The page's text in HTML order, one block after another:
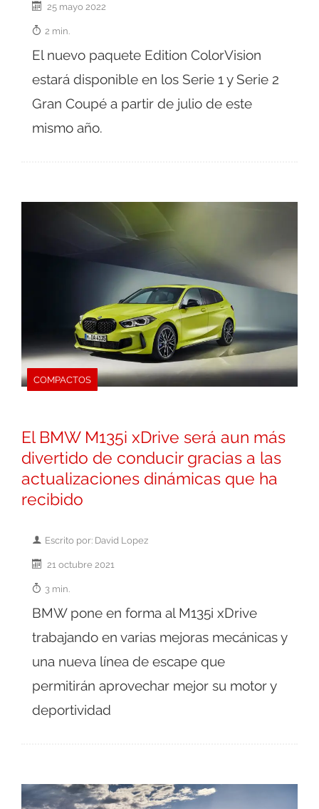
25 mayo 2022
2 min.
El nuevo paquete Edition ColorVision
estará disponible en los Serie 1 y Serie 2
Gran Coupé a partir de julio de este
mismo año.
COMPACTOS
El BMW M135i xDrive será aun más
divertido de conducir gracias a las
actualizaciones dinámicas que ha
recibido
Escrito por: David Lopez
21 octubre 2021
3 min.
BMW pone en forma al M135i xDrive
trabajando en varias mejoras mecánicas y
una nueva línea de escape que
permitirán aprovechar mejor su motor y
deportividad